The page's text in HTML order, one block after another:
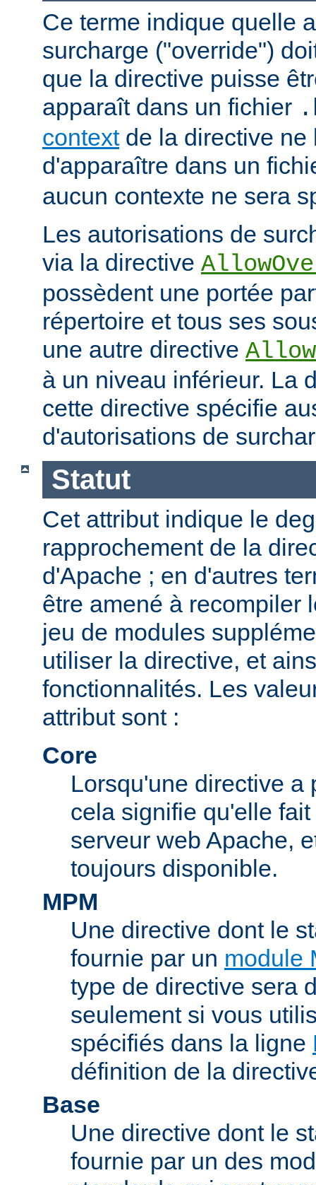
Ce terme indique quelle
surcharge ("override")
que la directive puisse
apparaît dans un fichier
contextde la directive ne
d'apparaître dans un
aucun contexte ne sera
Les autorisations de
via la directive
possèdent une portée
répertoire et tous ses
une autre directive
à un niveau inférieur. La
cette directive spécifie
d'autorisations de
Statut
Cet attribut indique le
rapprochement de la
d'Apache ; en d'autres
être amené à recompiler
jeu de modules
utiliser la directive, et
fonctionnalités. Les
attribut sont :
Core
Lorsqu'une directive a
cela signifie qu'elle
serveur web Apache,
toujours disponible.
MPM
Une directive dont le
fournie par un module
type de directive sera
seulement si vous
spécifiés dans la ligne
définition de la
Base
Une directive dont le
fournie par un des